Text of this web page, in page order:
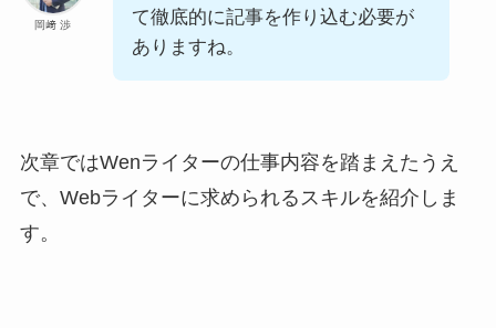
岡﨑 渉
て徹底的に記事を作り込む必要が
ありますね。
次章ではWenライターの仕事内容を踏まえたうえ
で、Webライターに求められるスキルを紹介しま
す。